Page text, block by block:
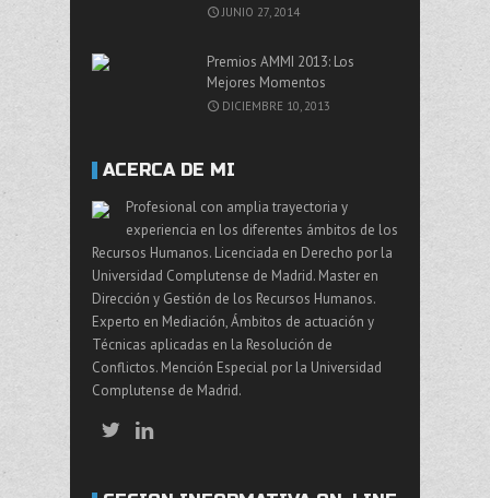
JUNIO 27, 2014
Premios AMMI 2013: Los
Mejores Momentos
DICIEMBRE 10, 2013
ACERCA DE MI
Profesional con amplia trayectoria y
experiencia en los diferentes ámbitos de los
Recursos Humanos. Licenciada en Derecho por la
Universidad Complutense de Madrid. Master en
Dirección y Gestión de los Recursos Humanos.
Experto en Mediación, Ámbitos de actuación y
Técnicas aplicadas en la Resolución de
Conflictos. Mención Especial por la Universidad
Complutense de Madrid.